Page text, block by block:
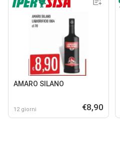
AMARO SILANO
12 giorni €8,90